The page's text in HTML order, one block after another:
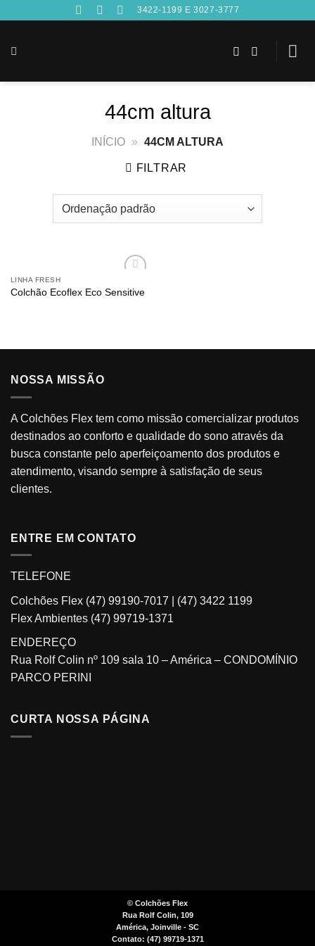
3422-1199 E 3027-3777
44cm altura
INÍCIO » 44CM ALTURA
FILTRAR
aos
LINHA FRESH
Colchão Ecoflex Eco Sensitive
NOSSA MISSÃO
A Colchões Flex tem como missão comercializar produtos
destinados ao conforto e qualidade do sono através da
busca constante pelo aperfeiçoamento dos produtos e
atendimento, visando sempre à satisfação de seus
clientes.
ENTRE EM CONTATO
TELEFONE
Colchões Flex (47) 99190-7017
(47) 3422 1199
Flex Ambientes (47) 99719-1371
ENDEREÇO
Rua Rolf Colin nº 109 sala 10 – América – CONDOMÍNIO
PARCO PERINI
CURTA NOSSA PÁGINA
© Colchões Flex
Rua Rolf Colin, 109
América, Joinville - SC
Contato: (47) 99719-1371